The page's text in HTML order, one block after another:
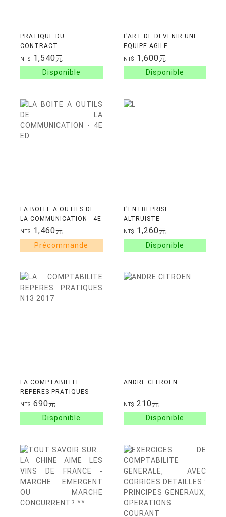
PRATIQUE DU
CONTRACT
MANAGEMENT- 3EME
EDITION - OPTIMISEZ LA
GESTION DU CYCLE DE
NT$ 1,540元
L'ART DE DEVENIR UNE
EQUIPE AGILE
NT$ 1,600元
LA BOITE A OUTILS DE
LA COMMUNICATION - 4E
ED.
NT$ 1,460元
L'ENTREPRISE
ALTRUISTE
NT$ 1,260元
LA COMPTABILITE
REPERES PRATIQUES
N13 2017
NT$ 690元
ANDRE CITROEN
NT$ 210元